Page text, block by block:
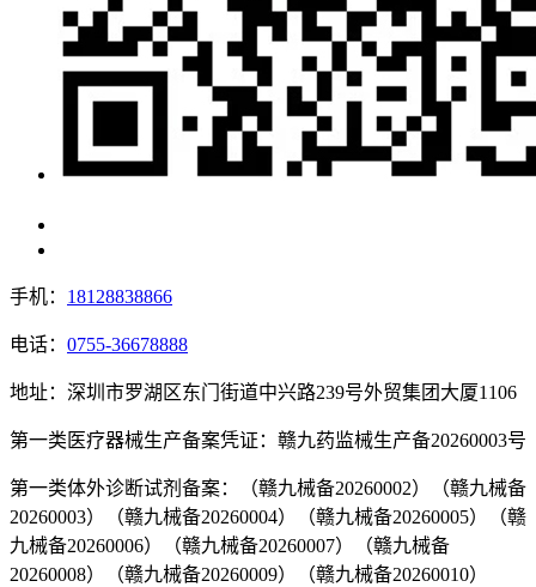
手机： 18128838866
电话： 0755-36678888
地址：深圳市罗湖区东门街道中兴路239号外贸集团大厦1106
第一类医疗器械生产备案凭证：赣九药监械生产备20260003号
第一类体外诊断试剂备案：（赣九械备20260002）（赣九械备
20260003）（赣九械备20260004）（赣九械备20260005）（赣
九械备20260006）（赣九械备20260007）（赣九械备
20260008）（赣九械备20260009）（赣九械备20260010）